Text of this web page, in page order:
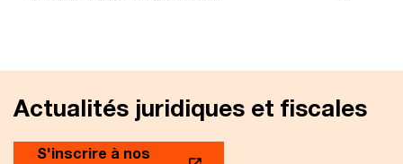
Actualités juridiques et fiscales
S'inscrire à nos